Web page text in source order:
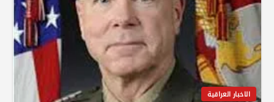
الاخبار العراقية